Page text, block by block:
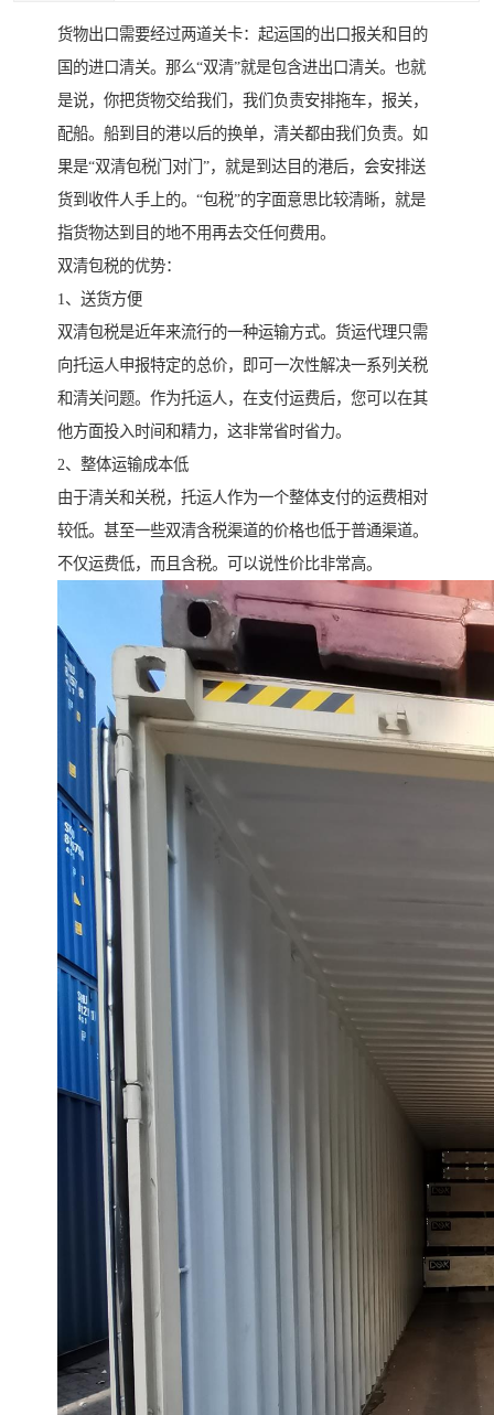
货物出口需要经过两道关卡：起运国的出口报关和目的
国的进口清关。那么“双清”就是包含进出口清关。也就
是说，你把货物交给我们，我们负责安排拖车，报关，
配船。船到目的港以后的换单，清关都由我们负责。如
果是“双清包税门对门”，就是到达目的港后，会安排送
货到收件人手上的。“包税”的字面意思比较清晰，就是
指货物达到目的地不用再去交任何费用。
双清包税的优势：
1、送货方便
双清包税是近年来流行的一种运输方式。货运代理只需
向托运人申报特定的总价，即可一次性解决一系列关税
和清关问题。作为托运人，在支付运费后，您可以在其
他方面投入时间和精力，这非常省时省力。
2、整体运输成本低
由于清关和关税，托运人作为一个整体支付的运费相对
较低。甚至一些双清含税渠道的价格也低于普通渠道。
不仅运费低，而且含税。可以说性价比非常高。